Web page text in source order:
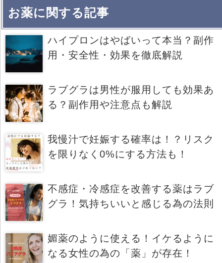
お薬に関する記事
ハイプロンはやばいって本当？副作
用・安全性・効果を徹底解説
ラブグラは男性が服用しても効果あ
る？副作用や注意点も解説
我慢汁で妊娠する確率は！？リスク
を限りなく0%にする方法も！
不感症・冷感症を改善する薬はラブ
グラ！気持ちいいと感じる為の法則
媚薬のように使える！イケるように
なる女性の為の「薬」が存在！